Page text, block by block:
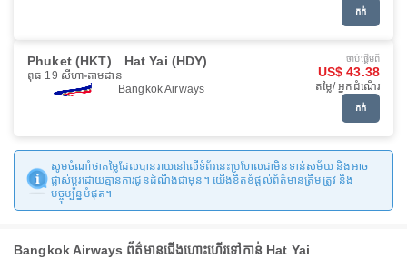
កក់
Phuket (HKT) Hat Yai (HDY)
ពុធ 19 សីហា តាមដាន
Bangkok Airways
ចាប់ផ្ដើមពី
US$ 43.38
តម្លៃ/ អ្នកដំណើរ
កក់
សូមចំណាំថាតម្លៃដែលបានរាយនៅលើទំព័រនេះប្រហែលជាមិនទាន់សម័យ និងអាច
ផ្លាស់ប្តូរដោយគ្មានការជូនដំណឹងជាមុន។ យើងខិតខំផ្តល់ព័ត៌មានត្រឹមត្រូវ និង
បច្ចុប្បន្នបំផុត។
Bangkok Airways ព័ត៌មានជើងហោះហើរទៅកាន់ Hat Yai